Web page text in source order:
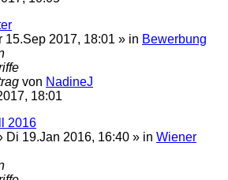
15.Sep 2017, 18:01 » in Bewerbung
von NadineJ
18:01
2016
Di 19.Jan 2016, 16:40 » in Wiener